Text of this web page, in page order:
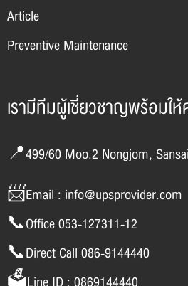
Article
Preventive Maintenance
เรามีทีมผู้เชี่ยวชาญพร้อมใ
📍499/60 Moo.2 Nongjom,
📨Email : info@upsprovider.com
📞Office 053-127311-12
📞Direct Call 086-9144440